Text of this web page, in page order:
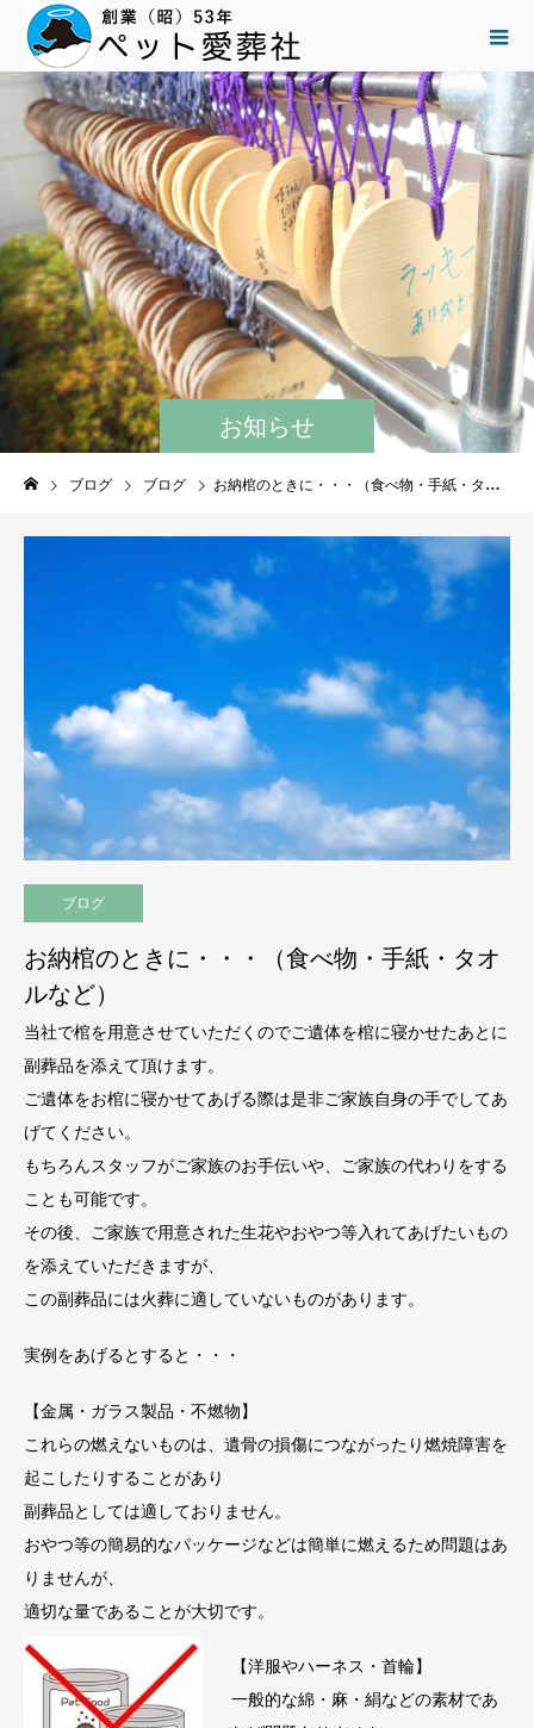
お知らせ
ブログ ブログ お納棺のときに・・・（食べ物・手紙・タオルなど）
ブログ
お納棺のときに・・・（食べ物・手紙・タオ
ルなど）
当社で棺を用意させていただくのでご遺体を棺に寝かせたあとに
副葬品を添えて頂けます。
ご遺体をお棺に寝かせてあげる際は是非ご家族自身の手でしてあ
げてください。
もちろんスタッフがご家族のお手伝いや、ご家族の代わりをする
ことも可能です。
その後、ご家族で用意された生花やおやつ等入れてあげたいもの
を添えていただきますが、
この副葬品には火葬に適していないものがあります。
実例をあげるとすると・・・
【金属・ガラス製品・不燃物】
これらの燃えないものは、遺骨の損傷につながったり燃焼障害を
起こしたりすることがあり
副葬品としては適しておりません。
おやつ等の簡易的なパッケージなどは簡単に燃えるため問題はあ
りませんが、
適切な量であることが大切です。
【洋服やハーネス・首輪】
一般的な綿・麻・絹などの素材であ